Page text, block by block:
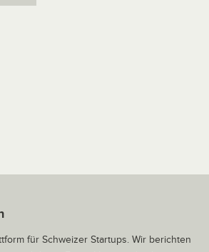
für Schweizer Startups. Wir berichten